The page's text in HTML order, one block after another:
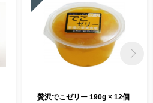
贅沢でこゼリー 190g × 12個